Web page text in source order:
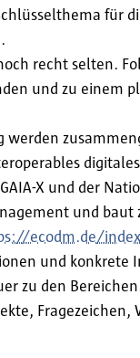
für
recht selten.
und zu einem
werden
X und der
und
ecodm.de/
und
zu den
Fragezeichen,